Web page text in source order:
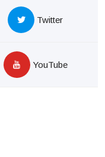
Twitter
YouTube